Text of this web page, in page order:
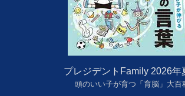
プレジデントFamily 2026年
頭のいい子が育つ「育脳」大百